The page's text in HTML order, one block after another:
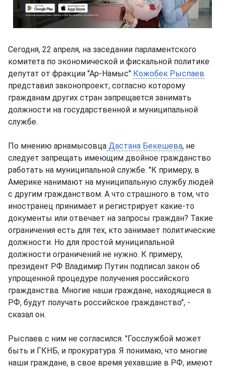
Сегодня, 22 апреля, на заседании парламентского
комитета по экономической и фискальной политике
депутат от фракции "Ар-Намыс" Кожобек Рыспаев
представил законопроект, согласно которому
гражданам других стран запрещается занимать
должности на государственной и муниципальной
службе.
По мнению арнамысовца Дастана Бекешева, не
следует запрещать имеющим двойное гражданство
работать на муниципальной службе. "К примеру, в
Америке нанимают на муниципальную службу людей
с другим гражданством. А что страшного в том, что
иностранец принимает и регистрирует какие-то
документы или отвечает на запросы граждан? Такие
ограничения есть для тех, кто занимает политические
должности. Но для простой муниципальной
должности ограничений не нужно. К примеру,
президент РФ Владимир Путин подписал закон об
упрощенной процедуре получения российского
гражданства. Многие наши граждане, находящиеся в
РФ, будут получать российское гражданство", -
сказал он.
Рыспаев с ним не согласился. "Госслужбой может
быть и ГКНБ, и прокуратура. Я понимаю, что многие
наши граждане, в свое время уехавшие в РФ, имеют